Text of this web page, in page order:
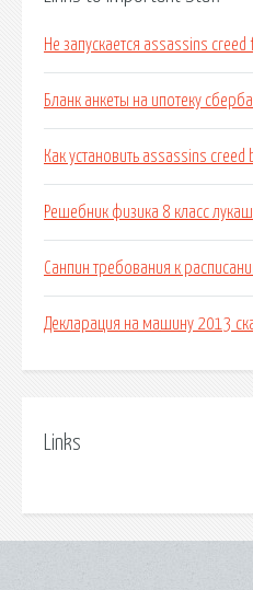
Не запускается assassins
Бланк анкеты на ипотеку
Как установить assassins
Решебник физика 8 класс
Санпин требования к
Декларация на машину 2013
Links